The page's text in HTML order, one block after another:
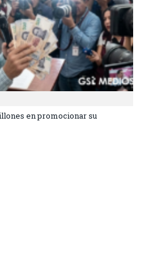
en promocionar su